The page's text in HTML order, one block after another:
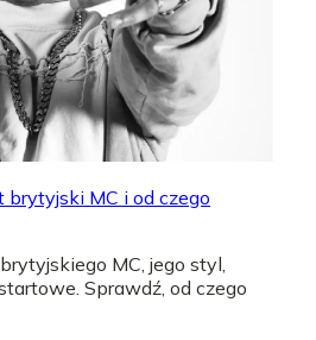
MC i od czego
MC, jego styl,
Sprawdź, od czego